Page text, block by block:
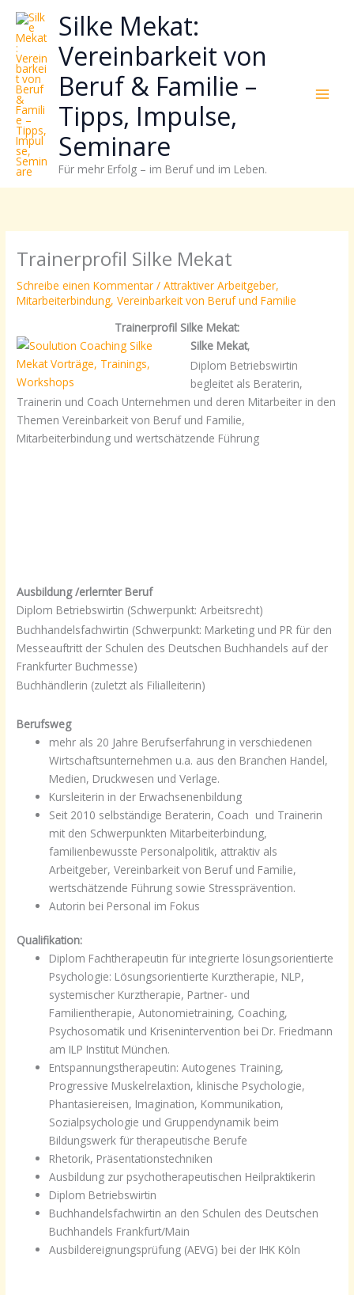
Zum
Inhalt
springen
Silke Mekat:
Vereinbarkeit von
Beruf & Familie –
Tipps, Impulse,
Seminare
Für mehr Erfolg – im Beruf und im Leben.
Trainerprofil Silke Mekat
Schreibe einen Kommentar /Attraktiver Arbeitgeber,
Mitarbeiterbindung,Vereinbarkeit von Beruf und Familie
Trainerprofil Silke Mekat:
Silke Mekat,
Diplom Betriebswirtin
begleitet als Beraterin,
Trainerin und Coach Unternehmen und deren Mitarbeiter in den
Themen Vereinbarkeit von Beruf und Familie,
Mitarbeiterbindung und wertschätzende Führung
Ausbildung /erlernter Beruf
Diplom Betriebswirtin (Schwerpunkt: Arbeitsrecht)
Buchhandelsfachwirtin (Schwerpunkt: Marketing und PR für den
Messeauftritt der Schulen des Deutschen Buchhandels auf der
Frankfurter Buchmesse)
Buchhändlerin (zuletzt als Filialleiterin)
Berufsweg
mehr als 20 Jahre Berufserfahrung in verschiedenen
Wirtschaftsunternehmen u.a. aus den Branchen Handel,
Medien, Druckwesen und Verlage.
Kursleiterin in der Erwachsenenbildung
Seit 2010 selbständige Beraterin, Coach und Trainerin
mit den Schwerpunkten Mitarbeiterbindung,
familienbewusste Personalpolitik, attraktiv als
Arbeitgeber, Vereinbarkeit von Beruf und Familie,
wertschätzende Führung sowie Stressprävention.
Autorin bei Personal im Fokus
Qualifikation:
Diplom Fachtherapeutin für integrierte lösungsorientierte
Psychologie: Lösungsorientierte Kurztherapie, NLP,
systemischer Kurztherapie, Partner- und
Familientherapie, Autonomietraining, Coaching,
Psychosomatik und Krisenintervention bei Dr. Friedmann
am ILP Institut München.
Entspannungstherapeutin: Autogenes Training,
Progressive Muskelrelaxtion, klinische Psychologie,
Phantasiereisen, Imagination, Kommunikation,
Sozialpsychologie und Gruppendynamik beim
Bildungswerk für therapeutische Berufe
Rhetorik, Präsentationstechniken
Ausbildung zur psychotherapeutischen Heilpraktikerin
Diplom Betriebswirtin
Buchhandelsfachwirtin an den Schulen des Deutschen
Buchhandels Frankfurt/Main
Ausbildereignungsprüfung (AEVG) bei der IHK Köln
wie
sich
Stress
reduzieren
Energie
gezielter
einsetzen
lässt?
Einfach